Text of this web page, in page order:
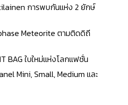
การพบกันแห่ง 2 ยักษ์
Meteorite ตามติดดิถี
BAG ใบใหม่แห่งโลกแฟชั่น
Mini, Small, Medium และ